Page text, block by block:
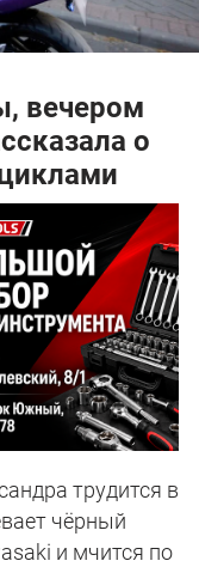
вечером
о
трудится в
чёрный
и мчится по